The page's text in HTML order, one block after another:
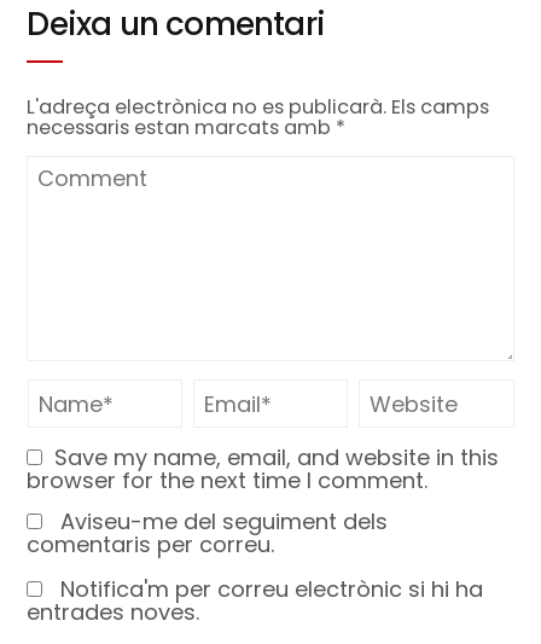
Deixa un comentari
L'adreça electrònica no es publicarà. Els camps
necessaris estan marcats amb *
Save my name, email, and website in this
browser for the next time I comment.
Aviseu-me del seguiment dels
comentaris per correu.
Notifica'm per correu electrònic si hi ha
entrades noves.